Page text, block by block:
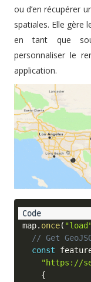
ou d’en récupérer
spatiales. Elle gère
en tant que
personnaliser le
application.
map. once(
// Get
const
"https://
{